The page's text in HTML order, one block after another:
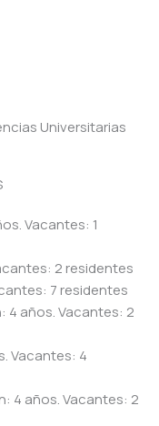
Universitarias
Vacantes: 1
2 residentes
7 residentes
4 años. Vacantes: 2
Vacantes: 4
4 años. Vacantes: 2